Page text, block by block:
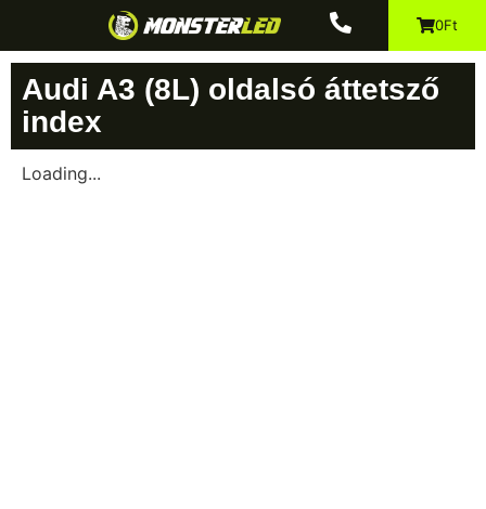
0Ft
Audi A3 (8L) oldalsó áttetsző
index
Loading...